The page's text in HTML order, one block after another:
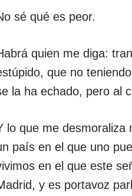
sé qué es peor.
quien me diga:
que no
la ha echado, pero al
lo que me desmoraliza
país en el que uno
en el que este
y es portavoz